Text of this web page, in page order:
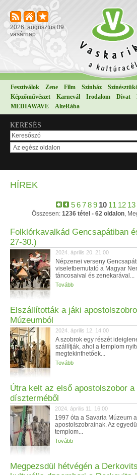
2026. augusztus 09.
vasárnap
Fesztiválok Zene Film Színház
Képzőművészet
Karnevál Irodalom Divat
MEDIAWAVE
AlteRába
KERESÉS
HÍREK
56789 10 11 12 13
Összesen: 1236 tétel - 62 oldalon,
Folklórkavalkád Gencsapátiban
27-30.)
2024. április 20. 21:00
Népzenei verseny
viseletbemutató a Magyar
táncosaival és zenekarával...
Tovább
Elszállították a jáki
Múzeumból
2024. április 12. 14:00
A szobrok egy részét
szállítják, ahol a templom
megtekinthetőek...
Tovább
Útra kelt az első apostolszobor a
díszterméből
2024. április 11. 16:00
1997 óta a Savaria Múzeum
apostolszobrainak. Az
templom...
Tovább
Megpezsdül hétvégén a